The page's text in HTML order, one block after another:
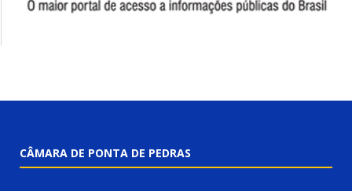
CÂMARA DE PONTA DE PEDRAS